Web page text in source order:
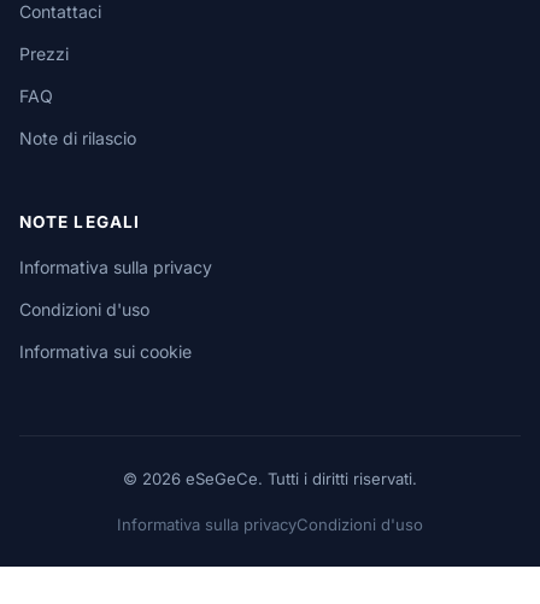
Contattaci
Prezzi
FAQ
Note di rilascio
NOTE LEGALI
Informativa sulla privacy
Condizioni d'uso
Informativa sui cookie
© 2026 eSeGeCe. Tutti i diritti riservati.
Informativa sulla privacyCondizioni d'uso